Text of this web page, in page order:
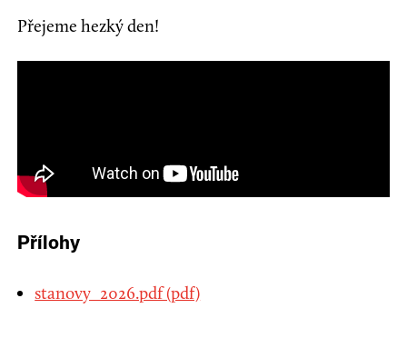
Přejeme hezký den!
Přílohy
stanovy_2026.pdf (pdf)